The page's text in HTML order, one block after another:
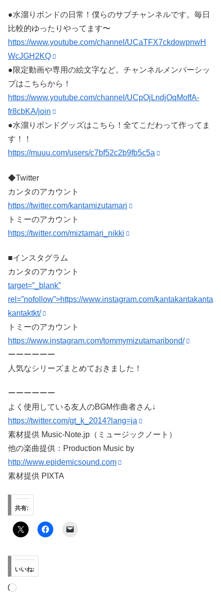
●水溜りボンドの日常！僕らのサブチャンネルです。毎日
比較的ゆったりやってます〜
https://www.youtube.com/channel/UCaTFX7ckdowpnwH
WcJGH2KQ
●限定動画や専用の絵文字など。チャンネルメンバーシッ
プはこちらから！
https://www.youtube.com/channel/UCpOjLndjOqMoffA-
fr8cbKA/join
●水溜りボンドグッズはこちら！全てこだわって作ってま
す！！
https://muuu.com/users/c7bf52c2b9fb5c5a
◆Twitter
カンタのアカウント
https://twitter.com/kantamizutamari
トミーのアカウント
https://twitter.com/miztamari_nikki
■インスタグラム
カンタのアカウント
target=”_blank”
rel=”nofollow”>https://www.instagram.com/kantakantakanta
kantaktkt/
トミーのアカウント
https://www.instagram.com/tommymizutamaribond/
ーーーーーー
人気なシリーズまとめておきました！
ーーーーーー
よく使用している友人のBGM作曲者さん↓
https://twitter.com/gt_k_2014?lang=ja
素材提供 Music-Note.jp（ミュージックノート）
他の楽曲提供：Production Music by
http://www.epidemicsound.com
素材提供 PIXTA
共有:
いいね:
読